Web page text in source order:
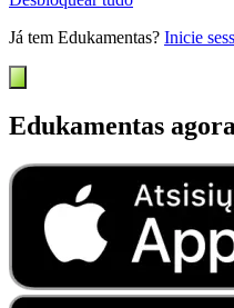
Já tem Edukamentas? Inicie
Edukamentas